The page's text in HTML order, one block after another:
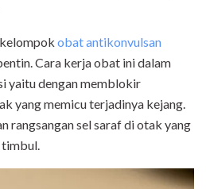
obat antikonvulsan
Cara kerja obat ini dalam
yaitu dengan memblokir
yang memicu terjadinya kejang.
rangsangan sel saraf di otak yang
timbul.